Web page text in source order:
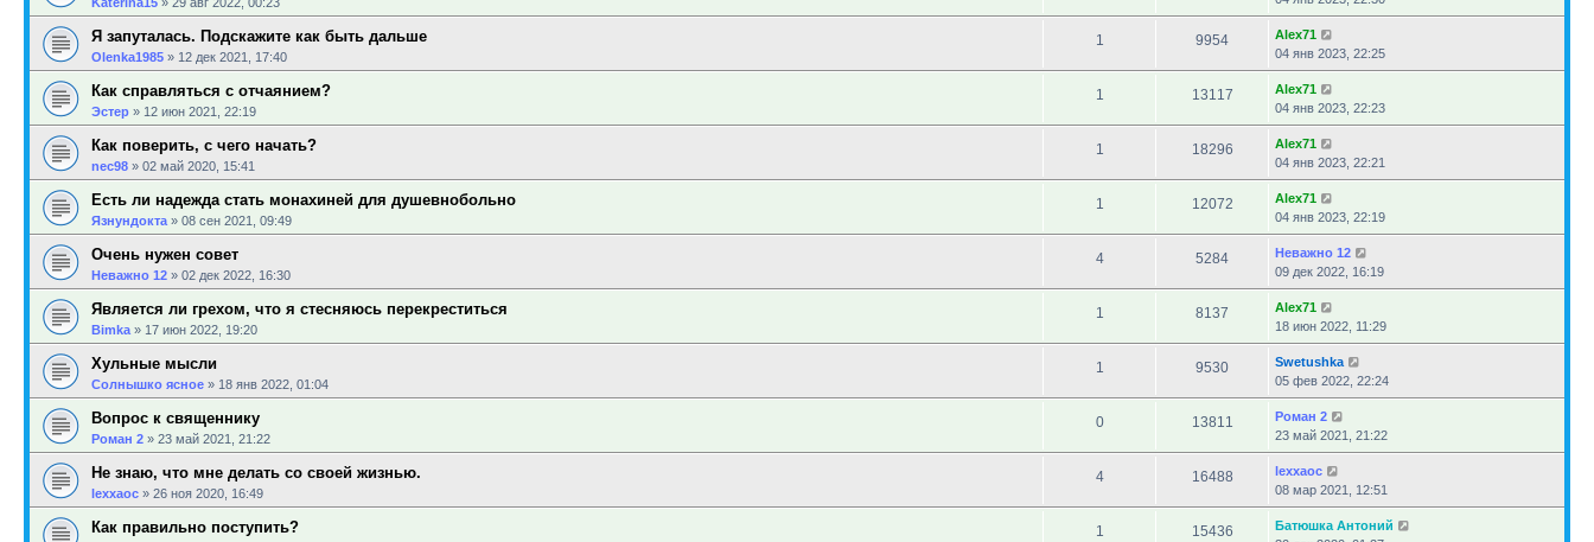
Я запуталась. Подскажите как быть дальше
Olenka1985 » 12 дек 2021, 17:40
1 9954
Alex71
04 янв 2023, 22:25
Как справляться с отчаянием?
Эстер » 12 июн 2021, 22:19
1 13117
Alex71
04 янв 2023, 22:23
Как поверить, с чего начать?
nec98 » 02 май 2020, 15:41
1 18296
Alex71
04 янв 2023, 22:21
Есть ли надежда стать монахиней для душевнобольно
Язнундокта » 08 сен 2021, 09:49
1 12072
Alex71
04 янв 2023, 22:19
Очень нужен совет
Неважно 12 » 02 дек 2022, 16:30
4 5284
Неважно 12
09 дек 2022, 16:19
Является ли грехом, что я стесняюсь перекреститься
Bimka » 17 июн 2022, 19:20
1 8137
Alex71
18 июн 2022, 11:29
Хульные мысли
Солнышко ясное » 18 янв 2022, 01:04
1 9530
Swetushka
05 фев 2022, 22:24
Вопрос к священнику
Роман 2 » 23 май 2021, 21:22
0 13811
Роман 2
23 май 2021, 21:22
Не знаю, что мне делать со своей жизнью.
lexxaoc » 26 ноя 2020, 16:49
4 16488
lexxaoc
08 мар 2021, 12:51
Как правильно поступить? 1 15436
Батюшка Антоний